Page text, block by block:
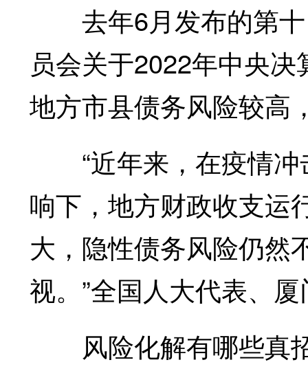
去年6月发布的第十
员会关于2022年中央
地方市县债务风险较高
“近年来，在疫情冲
响下，地方财政收支运
大，隐性债务风险仍然
视。”全国人大代表、
风险化解有哪些真